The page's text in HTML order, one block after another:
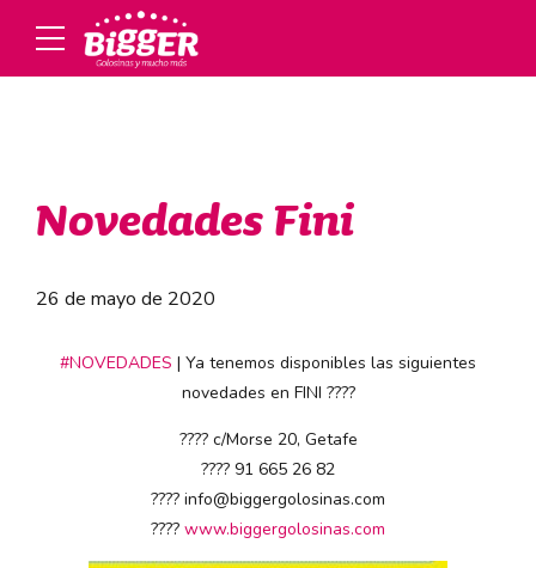
Novedades Fini
26 de mayo de 2020
#NOVEDADES | Ya tenemos disponibles las siguientes
novedades en FINI ????
????c/Morse 20, Getafe
???? 91 665 26 82
???? info@biggergolosinas.com
???? www.biggergolosinas.com